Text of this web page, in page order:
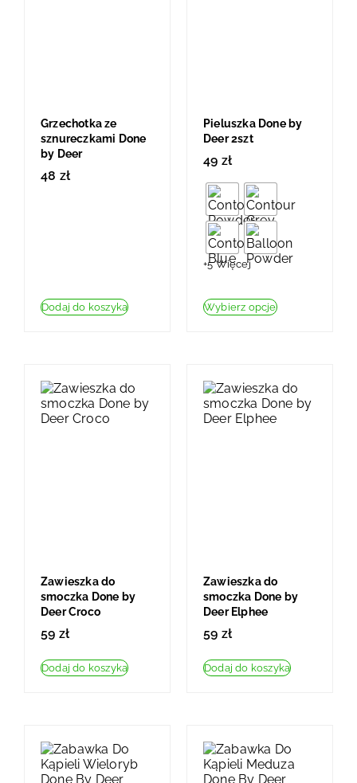
Grzechotka ze
sznureczkami Done
by Deer
48 zł
Dodaj do koszyka
Pieluszka Done by
Deer 2szt
49 zł
+5 Więcej
Wybierz opcje
Zawieszka do
smoczka Done by
Deer Croco
59 zł
Dodaj do koszyka
Zawieszka do
smoczka Done by
Deer Elphee
59 zł
Dodaj do koszyka